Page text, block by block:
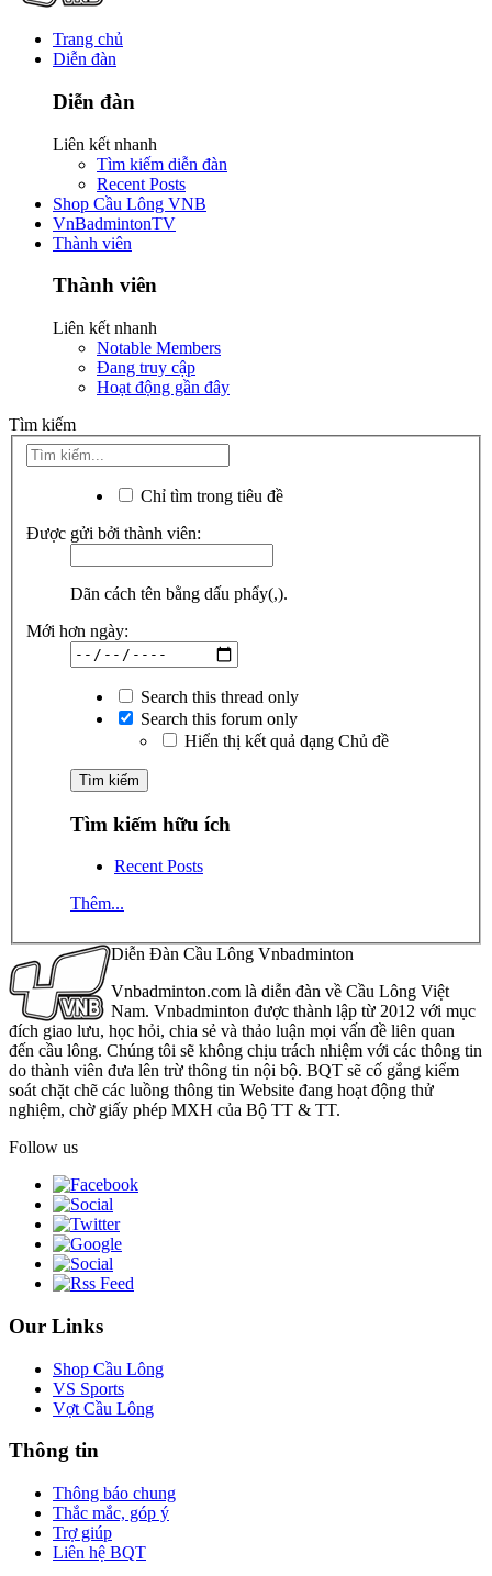
Trang chủ
Diễn đàn
Diễn đàn
Liên kết nhanh
Tìm kiếm diễn đàn
Recent Posts
Shop Cầu Lông VNB
VnBadmintonTV
Thành viên
Thành viên
Liên kết nhanh
Notable Members
Đang truy cập
Hoạt động gần đây
Tìm kiếm
Chỉ tìm trong tiêu đề
Được gửi bởi thành viên:
Dãn cách tên bằng dấu phẩy(,).
Mới hơn ngày:
Search this thread only
Search this forum only
Hiển thị kết quả dạng Chủ đề
Tìm kiếm hữu ích
Recent Posts
Thêm...
Diễn Đàn Cầu Lông Vnbadminton
Vnbadminton.com là diễn đàn về Cầu Lông Việt
Nam. Vnbadminton được thành lập từ 2012 với mục
đích giao lưu, học hỏi, chia sẻ và thảo luận mọi vấn đề liên quan
đến cầu lông. Chúng tôi sẽ không chịu trách nhiệm với các thông tin
do thành viên đưa lên trừ thông tin nội bộ. BQT sẽ cố gắng kiểm
soát chặt chẽ các luồng thông tin Website đang hoạt động thử
nghiệm, chờ giấy phép MXH của Bộ TT & TT.
Follow us
Our Links
Shop Cầu Lông
VS Sports
Vợt Cầu Lông
Thông tin
Thông báo chung
Thắc mắc, góp ý
Trợ giúp
Liên hệ BQT